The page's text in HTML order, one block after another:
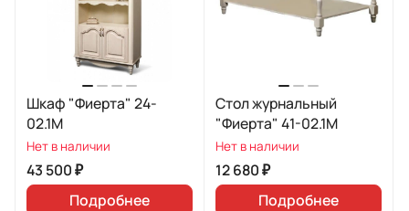
Шкаф "Фиерта" 24-
02.1М
Нет в наличии
43 500 ₽
Подробнее
Стол журнальный
"Фиерта" 41-02.1М
Нет в наличии
12 680 ₽
Подробнее